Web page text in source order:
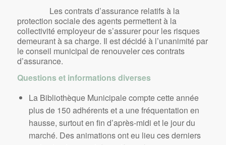
Les contrats d’assurance relatifs à la
protection sociale des agents permettent à la
collectivité employeur de s’assurer pour les risques
demeurant à sa charge. Il est décidé à l’unanimité par
le conseil municipal de renouveler ces contrats
d’assurance.
Questions et informations diverses
La Bibliothèque Municipale compte cette année
plus de 150 adhérents et a une fréquentation en
hausse, surtout en fin d’après-midi et le jour du
marché. Des animations ont eu lieu ces derniers